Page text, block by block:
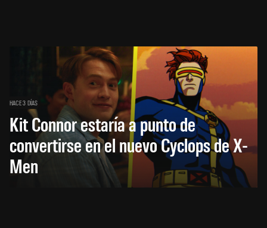
HACE 3 DÍAS
Kit Connor estaría a punto de
convertirse en el nuevo Cyclops de X-
Men